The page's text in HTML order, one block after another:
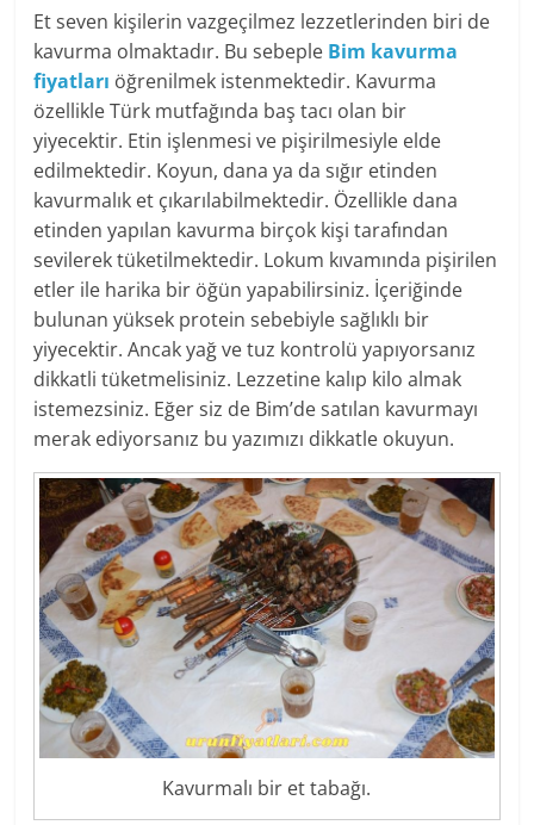
Et seven kişilerin vazgeçilmez lezzetlerinden biri de
kavurma olmaktadır. Bu sebeple Bim kavurma
fiyatları öğrenilmek istenmektedir. Kavurma
özellikle Türk mutfağında baş tacı olan bir
yiyecektir. Etin işlenmesi ve pişirilmesiyle elde
edilmektedir. Koyun, dana ya da sığır etinden
kavurmalık et çıkarılabilmektedir. Özellikle dana
etinden yapılan kavurma birçok kişi tarafından
sevilerek tüketilmektedir. Lokum kıvamında pişirilen
etler ile harika bir öğün yapabilirsiniz. İçeriğinde
bulunan yüksek protein sebebiyle sağlıklı bir
yiyecektir. Ancak yağ ve tuz kontrolü yapıyorsanız
dikkatli tüketmelisiniz. Lezzetine kalıp kilo almak
istemezsiniz. Eğer siz de Bim’de satılan kavurmayı
merak ediyorsanız bu yazımızı dikkatle okuyun.
Kavurmalı bir et tabağı.